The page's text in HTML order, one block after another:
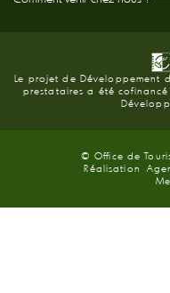
Le projet de Développement
prestataires a été
© Office de
Réalisation